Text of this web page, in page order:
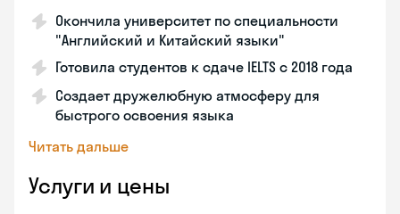
Окончила университет по специальности
"Английский и Китайский языки"
Готовила студентов к сдаче IELTS с 2018 года
Создает дружелюбную атмосферу для
быстрого освоения языка
Читать дальше
Услуги и цены